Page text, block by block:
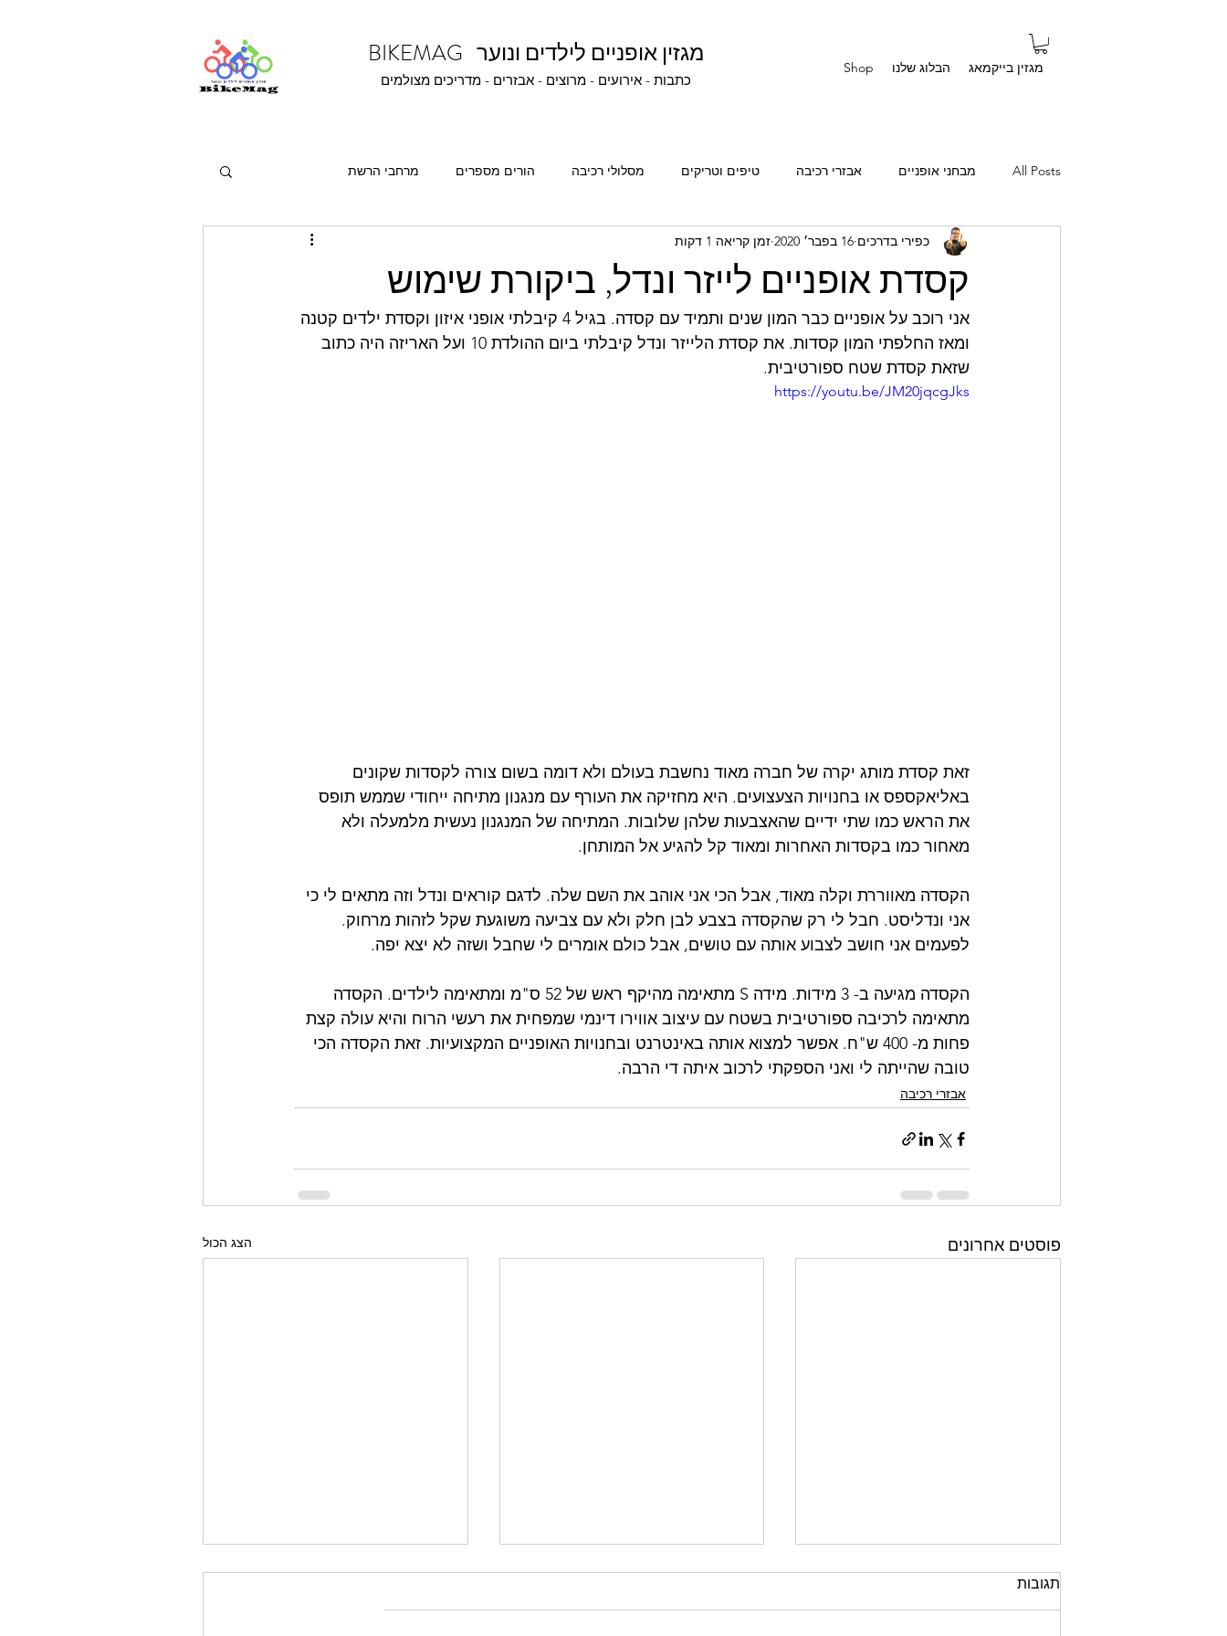
BIKEMAG מגזין אופניים לילדים ונוער
כתבות - אירועים - מרוצים - אבזרים - מדריכים מצולמים
Shop הבלוג שלנו מגזין בייקמאג
All Posts מבחני אופניים אבזרי רכיבה טיפים וטריקים מסלולי רכיבה הורים מספרים מרחבי הרשת
סיפורים אישיים שאלות מהבית רכיבה תחרותית
קסדת אופניים לייזר ונדל, ביקורת שימוש
כפירי בדרכים 16 בפבר׳ 2020 זמן קריאה 1 דקות
אני רוכב על אופניים כבר המון שנים ותמיד עם קסדה. בגיל 4 קיבלתי אופני איזון וקסדת ילדים קטנה
ומאז החלפתי המון קסדות. את קסדת הלייזר ונדל קיבלתי ביום ההולדת 10 ועל האריזה היה כתוב
שזאת קסדת שטח ספורטיבית.
https://youtu.be/JM20jqcgJks
זאת קסדת מותג יקרה של חברה מאוד נחשבת בעולם ולא דומה בשום צורה לקסדות שקונים
באליאקספס או בחנויות הצעצועים. היא מחזיקה את העורף עם מנגנון מתיחה ייחודי שממש תופס
את הראש כמו שתי ידיים שהאצבעות שלהן שלובות. המתיחה של המנגנון נעשית מלמעלה ולא
מאחור כמו בקסדות האחרות ומאוד קל להגיע אל המותחן.
הקסדה מאווררת וקלה מאוד, אבל הכי אני אוהב את השם שלה. לדגם קוראים ונדל וזה מתאים לי כי
אני ונדליסט. חבל לי רק שהקסדה בצבע לבן חלק ולא עם צביעה משוגעת שקל לזהות מרחוק.
לפעמים אני חושב לצבוע אותה עם טושים, אבל כולם אומרים לי שחבל ושזה לא יצא יפה.
הקסדה מגיעה ב- 3 מידות. מידה S מתאימה מהיקף ראש של 52 ס"מ ומתאימה לילדים. הקסדה
מתאימה לרכיבה ספורטיבית בשטח עם עיצוב אווירו דינמי שמפחית את רעשי הרוח והיא עולה קצת
פחות מ- 400 ש"ח. אפשר למצוא אותה באינטרנט ובחנויות האופניים המקצועיות. זאת הקסדה הכי
טובה שהייתה לי ואני הספקתי לרכוב איתה די הרבה.
אבזרי רכיבה
פוסטים אחרונים הצג הכול
תגובות